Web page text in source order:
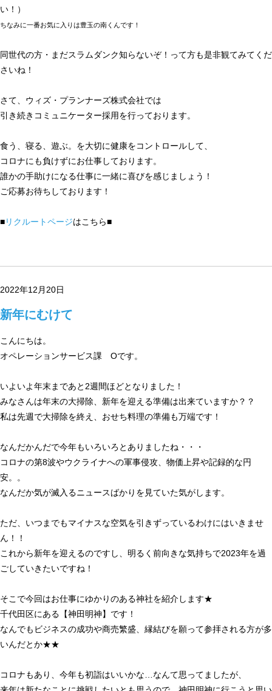
い！）
ちなみに一番お気に入りは豊玉の南くんです！
同世代の方・まだスラムダンク知らないぞ！って方も是非観てみてくだ
さいね！
さて、ウィズ・プランナーズ株式会社では
引き続きコミュニケーター採用を行っております。
食う、寝る、遊ぶ。を大切に健康をコントロールして、
コロナにも負けずにお仕事しております。
誰かの手助けになる仕事に一緒に喜びを感じましょう！
ご応募お待ちしております！
■リクルートページはこちら■
2022年12月20日
新年にむけて
こんにちは。
オペレーションサービス課 Oです。
いよいよ年末まであと2週間ほどとなりました！
みなさんは年末の大掃除、新年を迎える準備は出来ていますか？？
私は先週で大掃除を終え、おせち料理の準備も万端です！
なんだかんだで今年もいろいろとありましたね・・・
コロナの第8波やウクライナへの軍事侵攻、物価上昇や記録的な円
安。。
なんだか気が滅入るニュースばかりを見ていた気がします。
ただ、いつまでもマイナスな空気を引きずっているわけにはいきませ
ん！！
これから新年を迎えるのですし、明るく前向きな気持ちで2023年を過
ごしていきたいですね！
そこで今回はお仕事にゆかりのある神社を紹介します★
千代田区にある【神田明神】です！
なんでもビジネスの成功や商売繁盛、縁結びを願って参拝される方が多
いんだとか★★
コロナもあり、今年も初詣はいいかな…なんて思ってましたが、